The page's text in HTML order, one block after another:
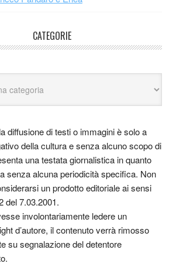
CATEGORIE
diffusione di testi o immagini è solo a
della cultura e senza alcuno scopo di
una testata giornalistica in quanto
senza alcuna periodicità specifica. Non
un prodotto editoriale ai sensi
del 7.03.2001.
involontariamente ledere un
d’autore, il contenuto verrà rimosso
su segnalazione del detentore